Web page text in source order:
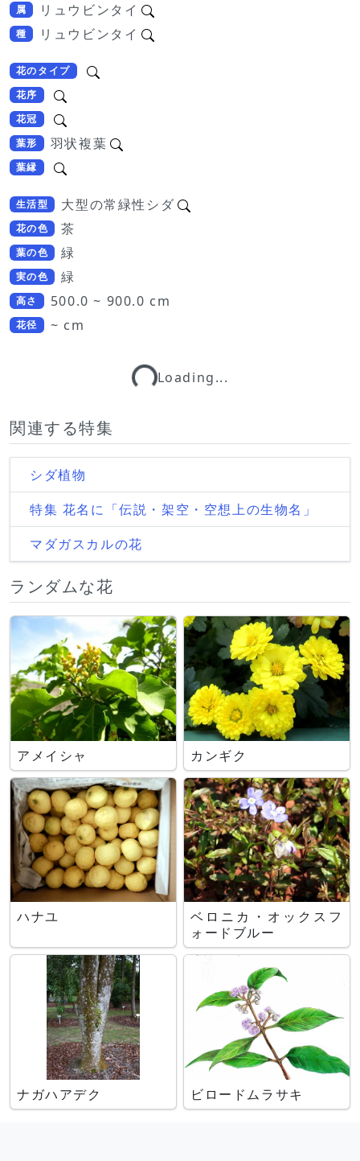
属 リュウビンタイ
種 リュウビンタイ
花のタイプ
花序
花冠
葉形
羽状複葉
葉縁
生活型 大型の常緑性シダ
花の色 茶
葉の色 緑
実の色 緑
高さ 500.0 ~ 900.0 cm
花径 ~ cm Loading...Loading...
関連する特集
シダ植物
特集 花名に「伝説・架空・空想上の生物名」
マダガスカルの花
ランダムな花
アメイシャ カンギク
ハナユ
ベロニカ・オックスフ
ォードブルー
ナガハアデク ビロードムラサキ